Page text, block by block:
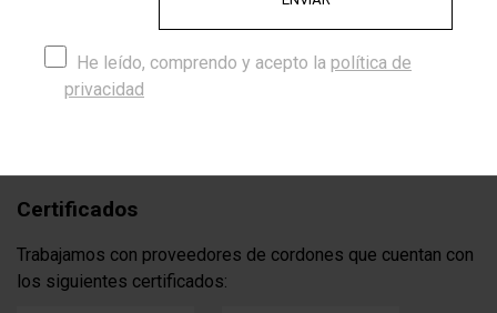
Cada forma, cada color y cada acabado están pensados
para transmitir calidez, autenticidad y comodidad.
Certificados
Trabajamos con proveedores de cordones que cuentan con
los siguientes certificados:
He leído, comprendo y acepto la política de
privacidad